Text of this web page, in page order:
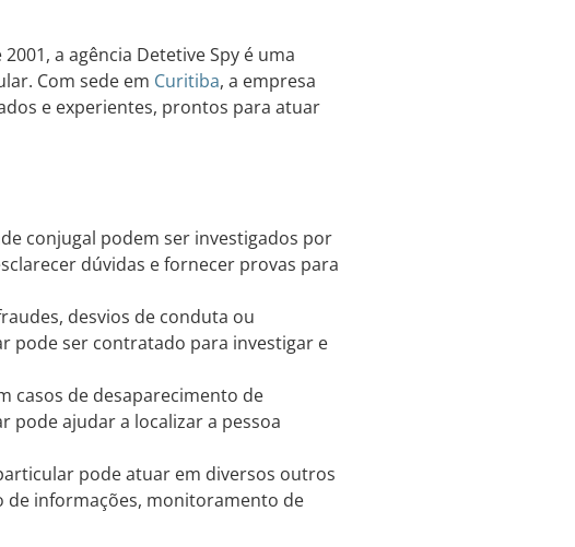
a agência Detetive Spy é uma
Com sede em Curitiba, a empresa
e experientes, prontos para atuar
conjugal podem ser investigados por
dúvidas e fornecer provas para
desvios de conduta ou
pode ser contratado para investigar e
casos de desaparecimento de
pode ajudar a localizar a pessoa
pode atuar em diversos outros
de informações, monitoramento de